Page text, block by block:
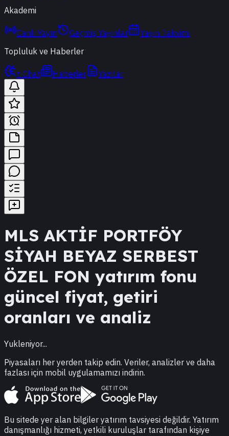
Akademi
Canlı Yayın Geçmiş Yayınlar
Yayın Takvimi
Topluluk ve Haberler
t-Chat Haberler Yazılar
MLS AKTİF PORTFÖY
SİYAH BEYAZ SERBEST
ÖZEL FON yatırım fonu
güncel fiyat, getiri
oranları ve analiz
Yukleniyor...
Piyasaları her yerden takip edin. Veriler, analizler ve daha
fazlası için mobil uygulamamızı indirin.
Bu sitede yer alan bilgiler yatırım tavsiyesi değildir. Yatırım
danışmanlığı hizmeti, yetkili kuruluşlar tarafından kişiye